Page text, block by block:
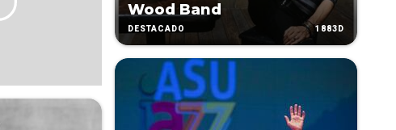
Wood Band
DESTACADO 1883D